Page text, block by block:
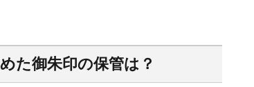
た御朱印の保管は？